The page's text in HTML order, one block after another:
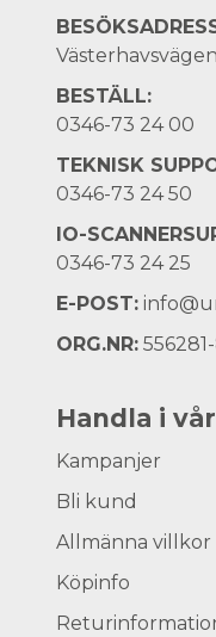
BESTÄLL:
0346-73 24 00
TEKNISK
0346-73 24 50
IO-
0346-73 24 25
E-POST:
ORG.NR:
Handla i
Kampanjer
Bli kund
Allmänna villkor
Köpinfo